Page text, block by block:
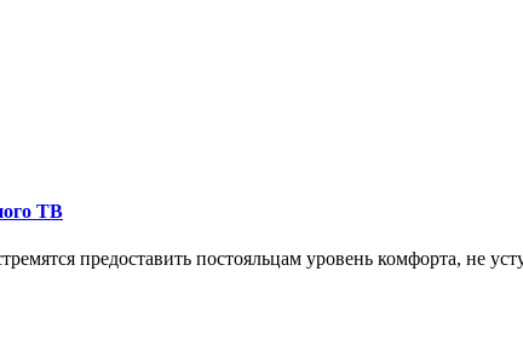
ТВ
предоставить постояльцам уровень комфорта, не